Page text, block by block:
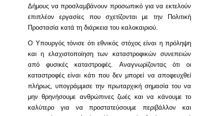
Δήμους να προσλαμβάνουν προσωπικό για να εκτελούν
επιπλέον εργασίες που σχετίζονται με την Πολιτική
Προστασία κατά τη διάρκεια του καλοκαιριού.
Ο Υπουργός τόνισε ότι εθνικός στόχος είναι η πρόληψη
και η ελαχιστοποίηση των καταστροφικών συνεπειών
από φυσικές καταστροφές. Αναγνωρίζοντας ότι οι
καταστροφές είναι κάτι που δεν μπορεί να αποφευχθεί
πλήρως, υπογράμμισε την πρωταρχική σημασία του να
μην θρηνήσουμε ανθρώπινες ζωές και να κάνουμε το
καλύτερο για να προστατεύσουμε περιβάλλον και